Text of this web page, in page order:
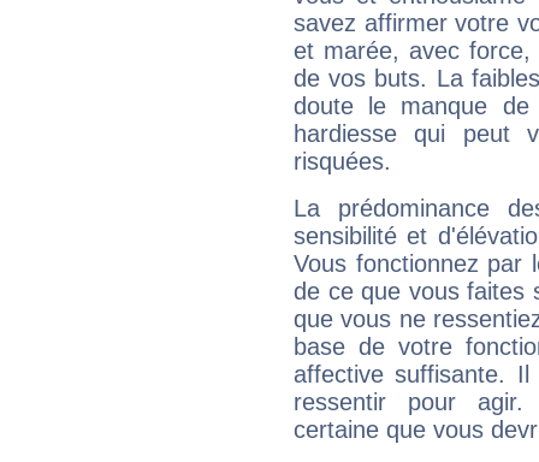
savez affirmer votre
et marée, avec
de vos buts. La
doute le manque
hardiesse qui peut
risquées.
La prédominance
sensibilité et
Vous fonctionnez
de ce que vous faites
que vous ne
base de votre
affective suffisante.
ressentir pour agir.
certaine que vous